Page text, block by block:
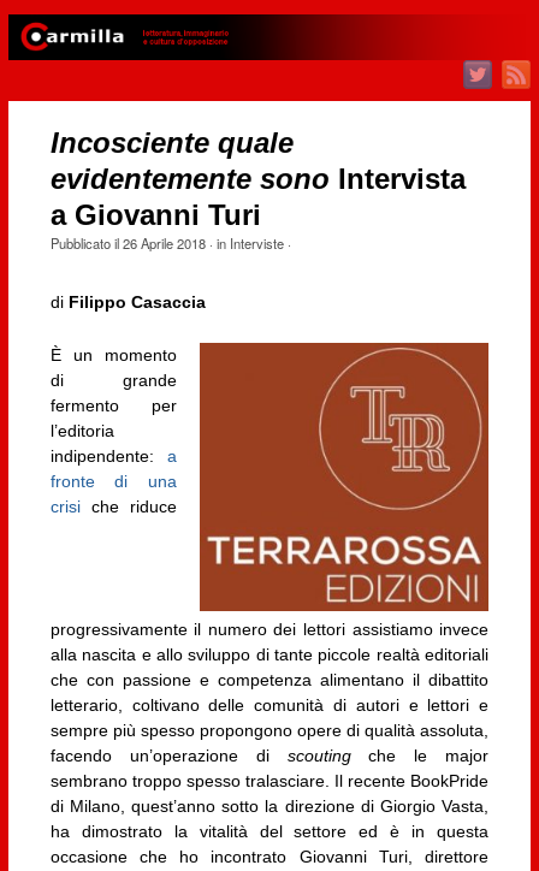
Incosciente quale
evidentemente sono Intervista
a Giovanni Turi
Pubblicato il26 Aprile 2018· in Interviste·
di Filippo Casaccia
È un momento
di grande
fermento per
l’editoria
indipendente: a
fronte di una
crisiche riduce
progressivamente il numero dei lettori assistiamo invece
alla nascita e allo sviluppo di tante piccole realtà editoriali
che con passione e competenza alimentano il dibattito
letterario, coltivano delle comunità di autori e lettori e
sempre più spesso propongono opere di qualità assoluta,
facendo un’operazione di scoutingche le major
sembrano troppo spesso tralasciare. Il recente BookPride
di Milano, quest’anno sotto la direzione di Giorgio Vasta,
ha dimostrato la vitalità del settore ed è in questa
occasione che ho incontrato Giovanni Turi, direttore